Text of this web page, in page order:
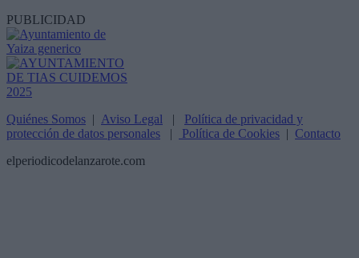
PUBLICIDAD
Quiénes Somos | Aviso Legal | Política de privacidad y
protección de datos personales | Política de Cookies | Contacto
elperiodicodelanzarote.com